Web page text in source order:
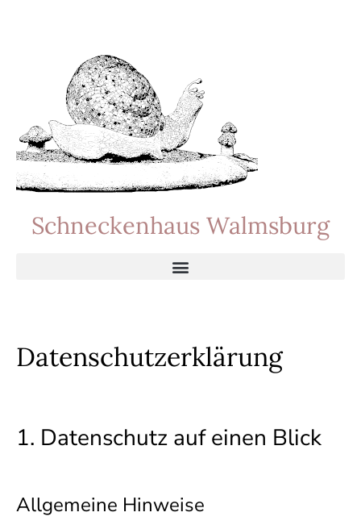
Schneckenhaus Walmsburg
Datenschutzerklärung
1. Datenschutz auf einen Blick
Allgemeine Hinweise